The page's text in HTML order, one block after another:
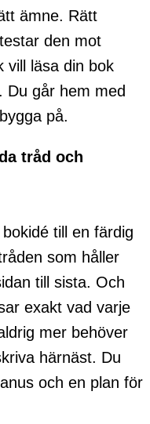
ämne. Rätt
den mot
vill läsa din bok
Du går hem med
på.
tråd och
till en färdig
som håller
till sista. Och
exakt vad varje
mer behöver
härnäst. Du
och en plan för